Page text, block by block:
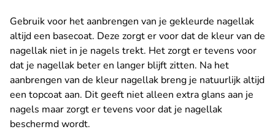
Gebruik voor het aanbrengen van je gekleurde nagellak
altijd een basecoat. Deze zorgt er voor dat de kleur van de
nagellak niet in je nagels trekt. Het zorgt er tevens voor
dat je nagellak beter en langer blijft zitten. Na het
aanbrengen van de kleur nagellak breng je natuurlijk altijd
een topcoat aan. Dit geeft niet alleen extra glans aan je
nagels maar zorgt er tevens voor dat je nagellak
beschermd wordt.